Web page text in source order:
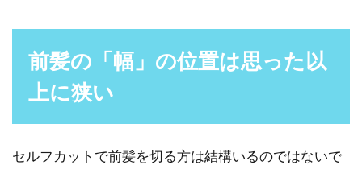
髪型が似合うかどうか、髪の毛の色が明るいか
ドライヤー後の抜け毛が多い理由
前髪の「幅」の位置は思った以
上に狭い
セルフカットで前髪を切る方は結構いるのではないで